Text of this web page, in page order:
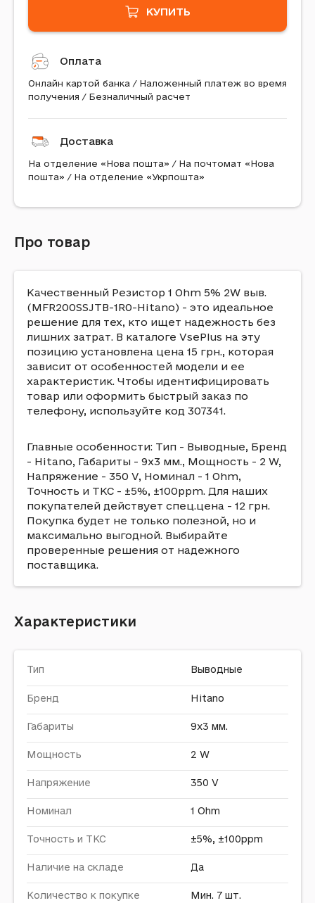
КУПИТЬ
Оплата
Онлайн картой банка / Наложенный платеж во время
получения / Безналичный расчет
Доставка
На отделение «Нова пошта» / На почтомат «Нова
пошта» / На отделение «Укрпошта»
Про товар
Качественный Резистор 1 Ohm 5% 2W выв.
(MFR200SSJTB-1R0-Hitano) - это идеальное
решение для тех, кто ищет надежность без
лишних затрат. В каталоге VsePlus на эту
позицию установлена цена 15 грн., которая
зависит от особенностей модели и ее
характеристик. Чтобы идентифицировать
товар или оформить быстрый заказ по
телефону, используйте код 307341.
Главные особенности: Тип - Выводные, Бренд
- Hitano, Габариты - 9x3 мм., Мощность - 2 W,
Напряжение - 350 V, Номинал - 1 Ohm,
Точность и ТКС - ±5%, ±100ppm. Для наших
покупателей действует спец.цена - 12 грн.
Покупка будет не только полезной, но и
максимально выгодной. Выбирайте
проверенные решения от надежного
поставщика.
Характеристики
Тип Выводные
Бренд Hitano
Габариты 9x3 мм.
Мощность 2 W
Напряжение 350 V
Номинал 1 Ohm
Точность и ТКС ±5%, ±100ppm
Наличие на складе Да
Количество к покупке Мин. 7 шт.